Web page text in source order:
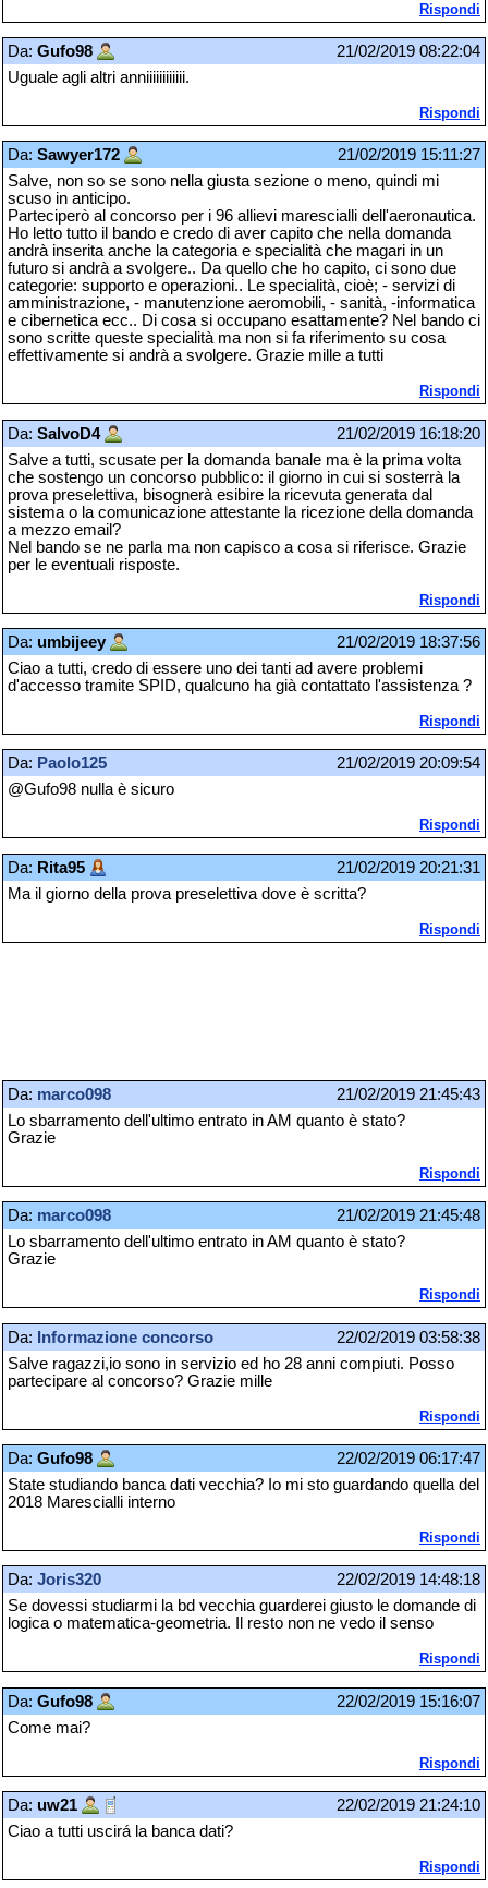
Rispondi
Da: Gufo98
21/02/2019 08:22:04
Uguale agli altri anniiiiiiiiiiii.
Rispondi
Da: Sawyer172
21/02/2019 15:11:27
Salve, non so se sono nella giusta sezione o meno, quindi mi
scuso in anticipo.
Parteciperò al concorso per i 96 allievi marescialli dell'aeronautica.
Ho letto tutto il bando e credo di aver capito che nella domanda
andrà inserita anche la categoria e specialità che magari in un
futuro si andrà a svolgere.. Da quello che ho capito, ci sono due
categorie: supporto e operazioni.. Le specialità, cioè; - servizi di
amministrazione, - manutenzione aeromobili, - sanità, -informatica
e cibernetica ecc.. Di cosa si occupano esattamente? Nel bando ci
sono scritte queste specialità ma non si fa riferimento su cosa
effettivamente si andrà a svolgere. Grazie mille a tutti
Rispondi
Da: SalvoD4
21/02/2019 16:18:20
Salve a tutti, scusate per la domanda banale ma è la prima volta
che sostengo un concorso pubblico: il giorno in cui si sosterrà la
prova preselettiva, bisognerà esibire la ricevuta generata dal
sistema o la comunicazione attestante la ricezione della domanda
a mezzo email?
Nel bando se ne parla ma non capisco a cosa si riferisce. Grazie
per le eventuali risposte.
Rispondi
Da: umbijeey
21/02/2019 18:37:56
Ciao a tutti, credo di essere uno dei tanti ad avere problemi
d'accesso tramite SPID, qualcuno ha già contattato l'assistenza ?
Rispondi
Da: Paolo125
21/02/2019 20:09:54
@Gufo98 nulla è sicuro
Rispondi
Da: Rita95
21/02/2019 20:21:31
Ma il giorno della prova preselettiva dove è scritta?
Rispondi
Da: marco098
21/02/2019 21:45:43
Lo sbarramento dell'ultimo entrato in AM quanto è stato?
Grazie
Rispondi
Da: marco098
21/02/2019 21:45:48
Lo sbarramento dell'ultimo entrato in AM quanto è stato?
Grazie
Rispondi
Da: Informazione concorso
22/02/2019 03:58:38
Salve ragazzi,io sono in servizio ed ho 28 anni compiuti. Posso
partecipare al concorso? Grazie mille
Rispondi
Da: Gufo98
22/02/2019 06:17:47
State studiando banca dati vecchia? Io mi sto guardando quella del
2018 Marescialli interno
Rispondi
Da: Joris320
22/02/2019 14:48:18
Se dovessi studiarmi la bd vecchia guarderei giusto le domande di
logica o matematica-geometria. Il resto non ne vedo il senso
Rispondi
Da: Gufo98
22/02/2019 15:16:07
Come mai?
Rispondi
Da: uw21
22/02/2019 21:24:10
Ciao a tutti uscirá la banca dati?
Rispondi